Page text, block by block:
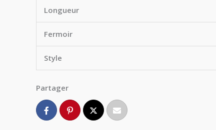
Longueur
Fermoir
Style
Partager